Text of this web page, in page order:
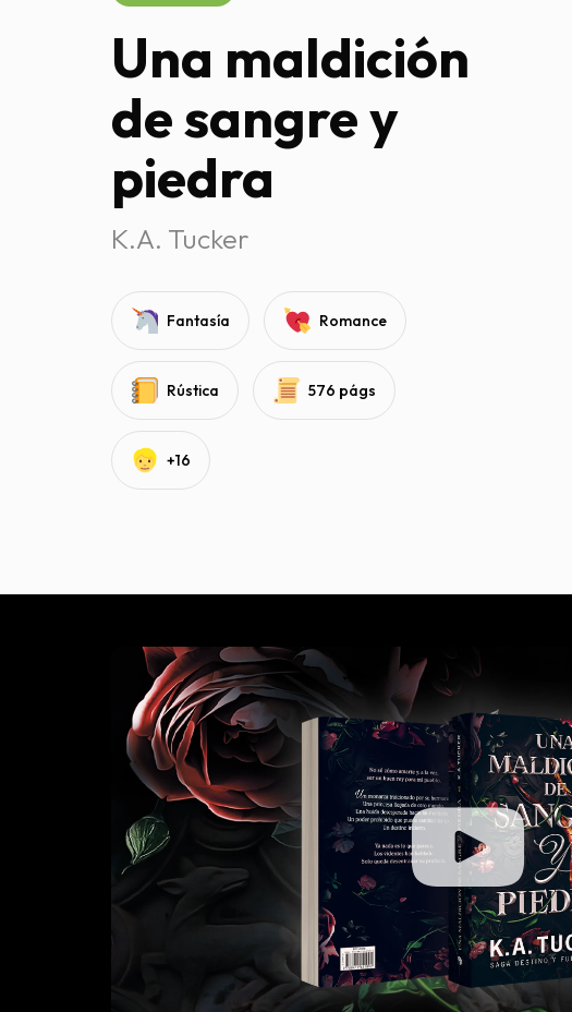
Una maldición
de sangre y
piedra
K.A. Tucker
Fantasía Romance
Rústica 576 págs
+16